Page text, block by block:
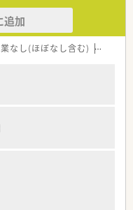
メです！
、他花巻市、滝沢市、雫石
り、定着率も高く幅広い年
ので腰を据えて働ける環境
いきたい方
環境を希望される方
追加
なし(ほぼなし含む) 転勤な